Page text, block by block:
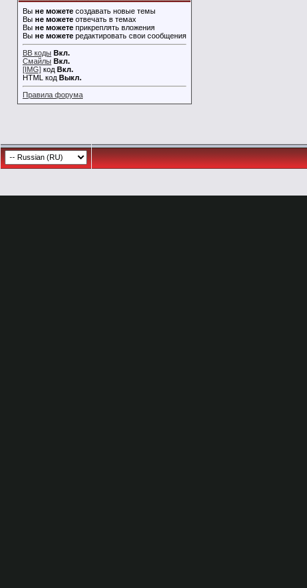
Вы не можете создавать новые темы
Вы не можете отвечать в темах
Вы не можете прикреплять вложения
Вы не можете редактировать свои сообщения
BB коды Вкл.
Смайлы Вкл.
[IMG] код Вкл.
HTML код Выкл.
Правила форума